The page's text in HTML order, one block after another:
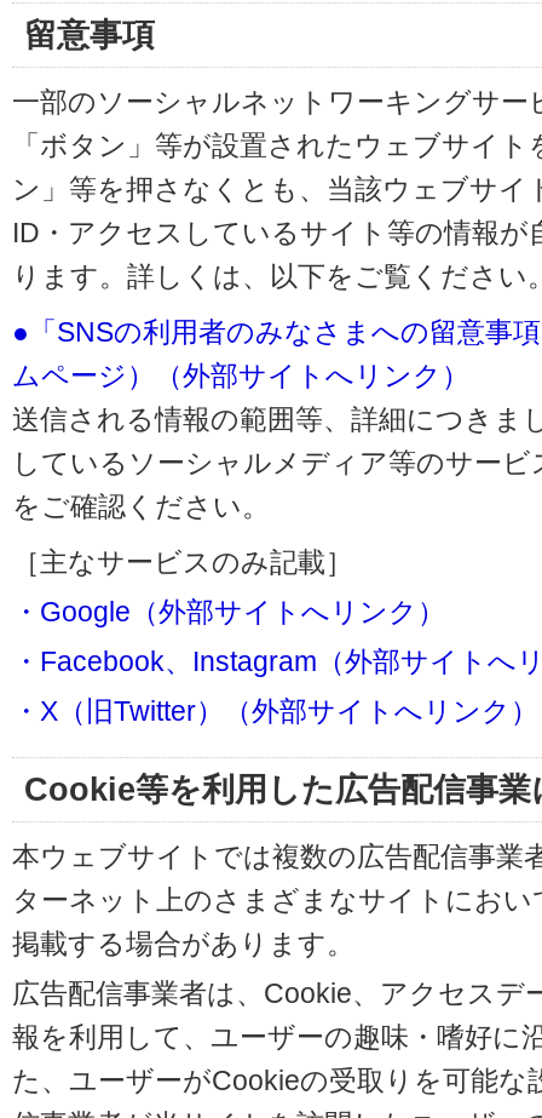
留意事項
一部のソーシャルネットワーキングサー
「ボタン」等が設置されたウェブサイ
ン」等を押さなくとも、当該ウェブサイ
ID・アクセスしているサイト等の情報
ります。詳しくは、以下をご覧ください
●「SNSの利用者のみなさまへの留意事
ムページ）（外部サイトへリンク）
送信される情報の範囲等、詳細につきま
しているソーシャルメディア等のサー
をご確認ください。
［主なサービスのみ記載］
・Google（外部サイトへリンク）
・Facebook、Instagram（外部サイトへ
・X（旧Twitter）（外部サイトへリンク）
Cookie等を利用した広告配信事
本ウェブサイトでは複数の広告配信事業
ターネット上のさまざまなサイトにお
掲載する場合があります。
広告配信事業者は、Cookie、アクセスデ
報を利用して、ユーザーの趣味・嗜好に
た、ユーザーがCookieの受取りを可能